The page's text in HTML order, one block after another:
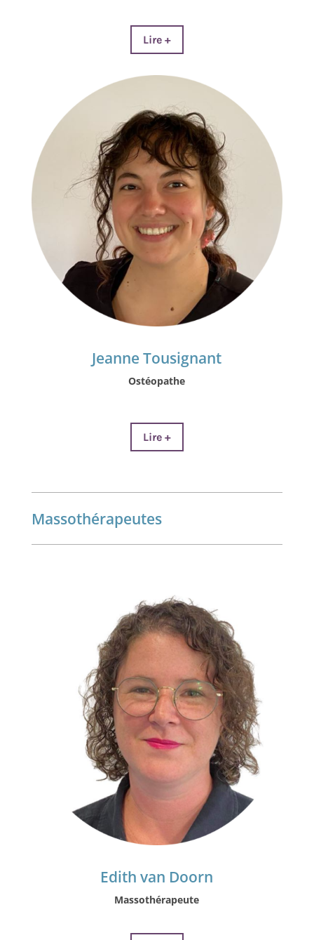
Lire +
Jeanne Tousignant
Ostéopathe
Lire +
Massothérapeutes
Edith van Doorn
Massothérapeute